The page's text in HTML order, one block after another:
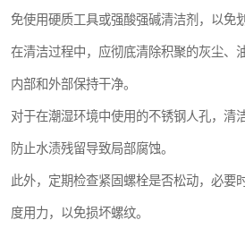
免使用硬质工具或强酸强碱清洁剂，以免
在清洁过程中，应彻底清除积聚的灰尘、
内部和外部保持干净。
对于在潮湿环境中使用的不锈钢人孔，清
防止水渍残留导致局部腐蚀。
此外，定期检查紧固螺栓是否松动，必要
度用力，以免损坏螺纹。